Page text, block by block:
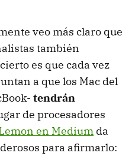
veo más claro que
también
es que cada vez
a que los Mac del
tendrán
de procesadores
en Medium da
para afirmarlo: